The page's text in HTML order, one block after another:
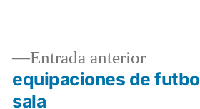
Entrada anteriorEntrada
equipaciones de
sala